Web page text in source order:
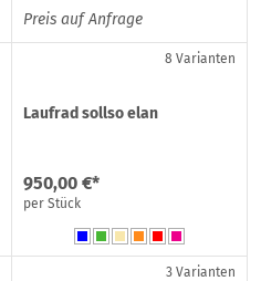
Preis auf Anfrage
8 Varianten
Laufrad sollso elan
950,00 €*
per Stück
3 Varianten